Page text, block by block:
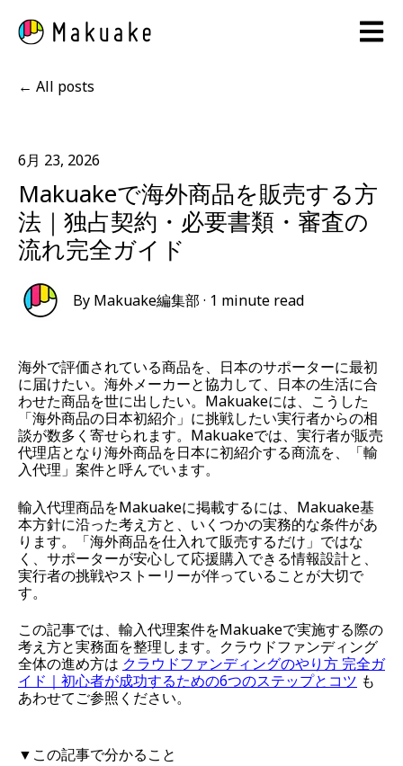
Open
All posts
6月 23, 2026
Makuakeで海外商品を販売する方
法｜独占契約・必要書類・審査の
流れ完全ガイド
By Makuake編集部 · 1 minute read
海外で評価されている商品を、日本のサポーターに最初
に届けたい。海外メーカーと協力して、日本の生活に合
わせた商品を世に出したい。Makuakeには、こうした
「海外商品の日本初紹介」に挑戦したい実行者からの相
談が数多く寄せられます。Makuakeでは、実行者が販売
代理店となり海外商品を日本に初紹介する商流を、「輸
入代理」案件と呼んでいます。
輸入代理商品をMakuakeに掲載するには、Makuake基
本方針に沿った考え方と、いくつかの実務的な条件があ
ります。「海外商品を仕入れて販売するだけ」ではな
く、サポーターが安心して応援購入できる情報設計と、
実行者の挑戦やストーリーが伴っていることが大切で
す。
この記事では、輸入代理案件をMakuakeで実施する際の
考え方と実務面を整理します。クラウドファンディング
全体の進め方は クラウドファンディングのやり方 完全ガ
イド｜初心者が成功するための6つのステップとコツ も
あわせてご参照ください。
▼この記事で分かること